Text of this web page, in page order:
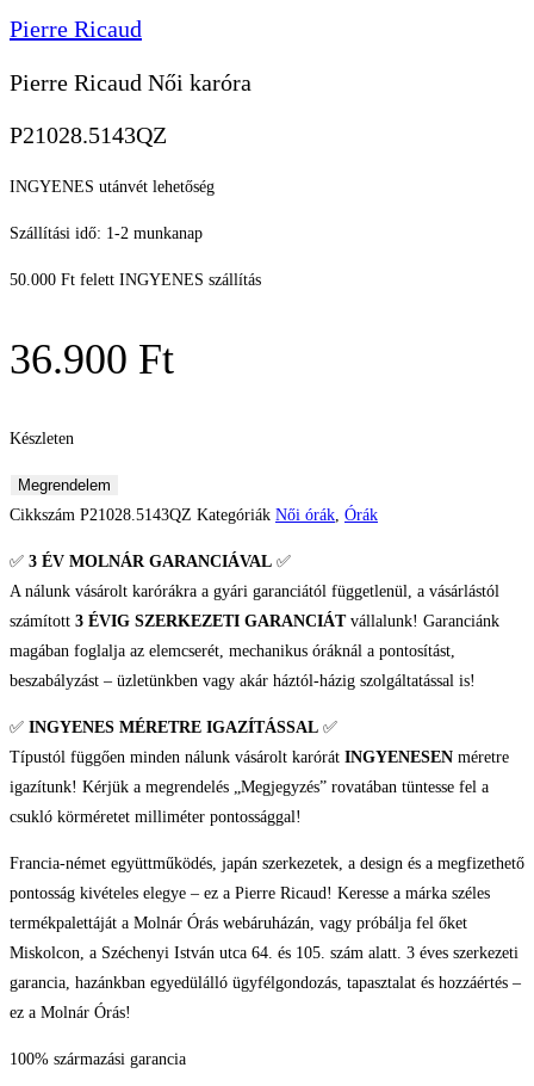
Pierre Ricaud
Pierre Ricaud Női karóra
P21028.5143QZ
INGYENES utánvét lehetőség
Szállítási idő: 1-2 munkanap
50.000 Ft felett INGYENES szállítás
36.900 Ft
Készleten
Pierre
Ricaud
karóra
Megrendelem
Cikkszám P21028.5143QZ Kategóriák Női órák, Órák
✅ 3 ÉV MOLNÁR GARANCIÁVAL ✅
A nálunk vásárolt karórákra a gyári garanciától függetlenül, a vásárlástól
számított 3 ÉVIG SZERKEZETI GARANCIÁTvállalunk! Garanciánk
magában foglalja az elemcserét, mechanikus óráknál a pontosítást,
beszabályzást – üzletünkben vagy akár háztól-házig szolgáltatással is!
✅ INGYENES MÉRETRE IGAZÍTÁSSAL ✅
Típustól függően minden nálunk vásárolt karórát INGYENESEN méretre
igazítunk! Kérjük a megrendelés „Megjegyzés” rovatában tüntesse fel a
csukló körméretet milliméter pontossággal!
Francia-német együttműködés, japán szerkezetek, a design és a megfizethető
pontosság kivételes elegye – ez a Pierre Ricaud! Keresse a márka széles
termékpalettáját a Molnár Órás webáruházán, vagy próbálja fel őket
Miskolcon, a Széchenyi István utca 64. és 105. szám alatt. 3 éves szerkezeti
garancia, hazánkban egyedülálló ügyfélgondozás, tapasztalat és hozzáértés –
ez a Molnár Órás!
100% származási garancia